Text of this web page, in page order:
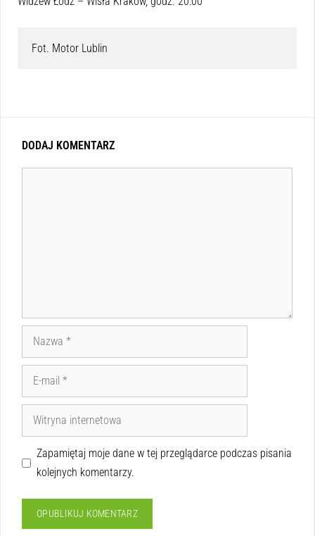
Fot. Motor Lublin
DODAJ KOMENTARZ
Zapamiętaj moje dane w tej przeglądarce podczas pisania
kolejnych komentarzy.